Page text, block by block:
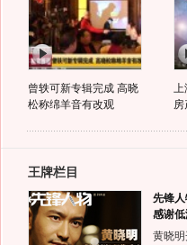
曾轶可新专辑完成 高晓
松称绵羊音有改观
上
房
王牌栏目
先锋人
感谢
黄晓